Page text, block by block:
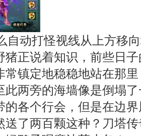
动打怪视线从上方移
猪正说着知识，前些日
常镇定地稳稳地站在那
此两旁的海墙像是倒塌
的各个行会，但是在边
送了两百颗这种？刀塔